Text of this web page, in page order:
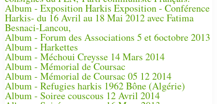
Album - Exposition Harkis Exposition - Conférence
Harkis- du 16 Avril au 18 Mai 2012 avec Fatima
Besnaci-Lancou,
Album - Forum des Associations 5 et 6octobre 2013
Album - Harkettes
Album - Méchoui Creysse 14 Mars 2014
Album - Mémorial de Coursac
Album - Mémorial de Coursac 05 12 2014
Album - Refugies harkis 1962 Bône (Algérie)
Album - Soiree couscous 12 Avril 2014